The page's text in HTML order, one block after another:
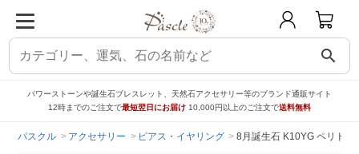
search
パワーストーンや誕生石ブレスレット、天然石アクセサリー等のブランド通販サイト
12時までのご注文で最短翌日にお届け 10,000円以上のご注文で送料無料
パスクル アクセサリー ピアス・イヤリング 8月誕生石 K10YG ペリド